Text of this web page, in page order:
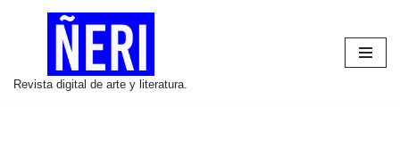
contenido
Revista digital de arte y literatura.